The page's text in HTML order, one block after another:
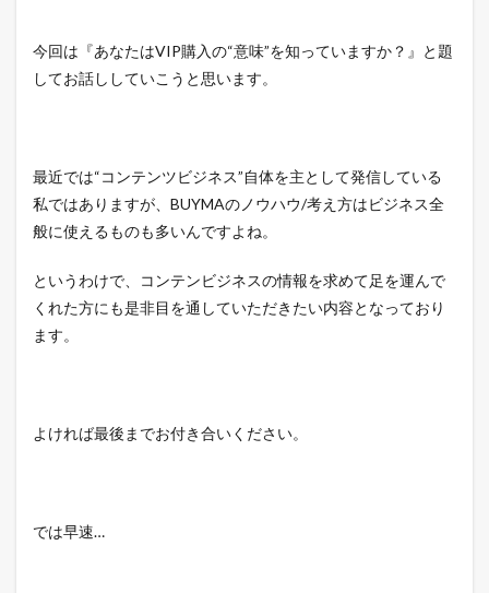
今回は『あなたはVIP購入の“意味”を知っていますか？』と題
してお話ししていこうと思います。
最近では“コンテンツビジネス”自体を主として発信している
私ではありますが、BUYMAのノウハウ/考え方はビジネス全
般に使えるものも多いんですよね。
というわけで、コンテンビジネスの情報を求めて足を運んで
くれた方にも是非目を通していただきたい内容となっており
ます。
よければ最後までお付き合いください。
では早速…